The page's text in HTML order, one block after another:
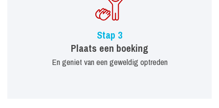
Stap 3
Plaats een boeking
En geniet van een geweldig optreden